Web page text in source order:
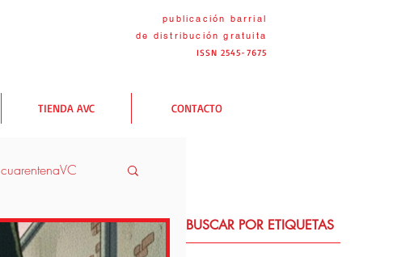
publicación barrial
de distribucióngratuita
ISSN 2545-7675
TIENDA AVC CONTACTO
cuarentenaVC
Yo te AVC
BUSCAR POR ETIQUETAS